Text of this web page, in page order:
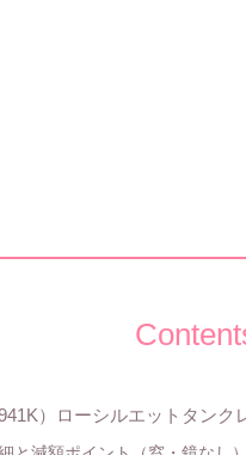
）ローシルエットタンク